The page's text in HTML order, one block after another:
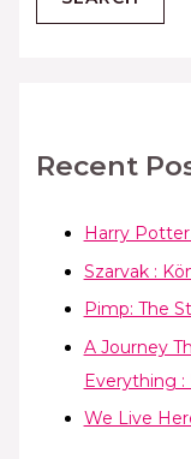
Recent
Harry
Szarvak :
Pimp: The
A Journey
Everything :
We Live